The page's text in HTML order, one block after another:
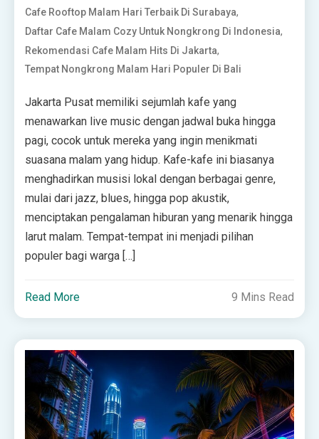
Cafe Rooftop Malam Hari Terbaik Di Surabaya,
Daftar Cafe Malam Cozy Untuk Nongkrong Di Indonesia,
Rekomendasi Cafe Malam Hits Di Jakarta,
Tempat Nongkrong Malam Hari Populer Di Bali
Jakarta Pusat memiliki sejumlah kafe yang
menawarkan live music dengan jadwal buka hingga
pagi, cocok untuk mereka yang ingin menikmati
suasana malam yang hidup. Kafe-kafe ini biasanya
menghadirkan musisi lokal dengan berbagai genre,
mulai dari jazz, blues, hingga pop akustik,
menciptakan pengalaman hiburan yang menarik hingga
larut malam. Tempat-tempat ini menjadi pilihan
populer bagi warga […]
Read More 9 Mins Read